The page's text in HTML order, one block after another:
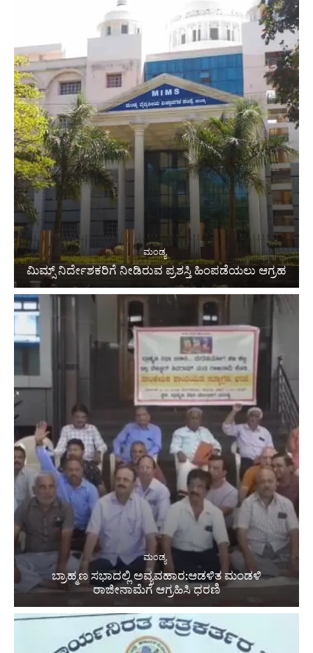
ಮಂಡ್ಯ
ಮಿಮ್ಸ್ ನಿರ್ದೇಶಕರಿಗೆ ನೀಡಿರುವ ಪ್ರಶಸ್ತಿ ಹಿಂಪಡೆಯಲು ಆಗ್ರಹ
ಮಂಡ್ಯ
ಬ್ರಾಹ್ಮಣ ಸಭಾದಲ್ಲಿ ಅವ್ಯವಹಾರ:ಆಡಳಿತ ಮಂಡಳಿ
ರಾಜೀನಾಮೆಗೆ ಆಗ್ರಹಿಸಿ ಧರಣಿ